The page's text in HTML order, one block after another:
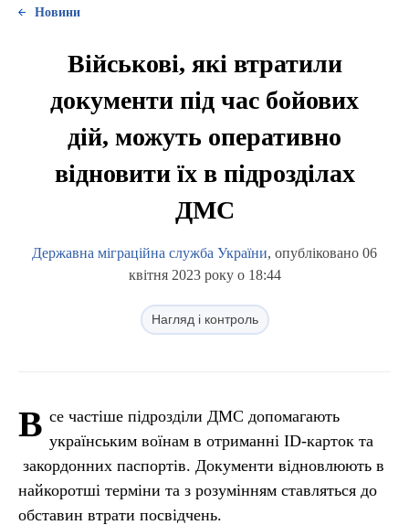
Новини
Військові, які втратили
документи під час бойових
дій, можуть оперативно
відновити їх в підрозділах
ДМС
Державна міграційна служба України, опубліковано 06
квітня 2023 року о 18:44
Нагляд і контроль
В се частіше підрозділи ДМС допомагають
українським воїнам в отриманні ID-карток та
закордонних паспортів. Документи відновлюють в
найкоротші терміни та з розумінням ставляться до
обставин втрати посвідчень.